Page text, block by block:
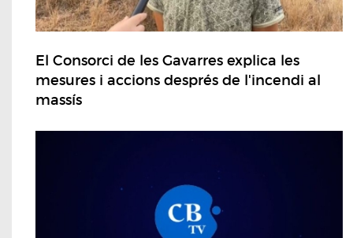
El Consorci de les Gavarres explica les
mesures i accions després de l'incendi al
massís